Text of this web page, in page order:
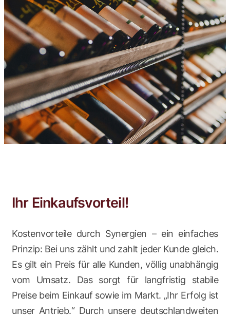
Ihr Einkaufsvorteil!
Kostenvorteile durch Synergien – ein einfaches
Prinzip: Bei uns zählt und zahlt jeder Kunde gleich.
Es gilt ein Preis für alle Kunden, völlig unabhängig
vom Umsatz. Das sorgt für langfristig stabile
Preise beim Einkauf sowie im Markt. „Ihr Erfolg ist
unser Antrieb.“ Durch unsere deutschlandweiten